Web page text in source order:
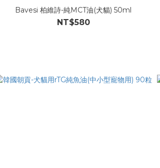
Bavesi 柏維詩-純MCT油(犬貓) 50ml
NT$580